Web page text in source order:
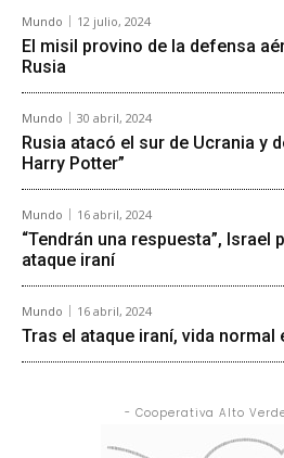
Mundo 12 julio, 2024
El misil provino de la defensa
Rusia
Mundo 30 abril, 2024
Rusia atacó el sur de Ucrania y
Harry Potter”
Mundo 16 abril, 2024
“Tendrán una respuesta”, Israel
ataque iraní
Mundo 16 abril, 2024
Tras el ataque iraní, vida normal
- Cooperativa Alto